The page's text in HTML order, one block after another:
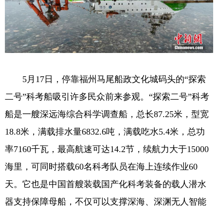
5月17日，停靠福州马尾船政文化城码头的“探索
二号”科考船吸引许多民众前来参观。“探索二号”科考
船是一艘深远海综合科学调查船，总长87.25米，型宽
18.8米，满载排水量6832.6吨，满载吃水5.4米，总功
率7160千瓦，最高航速可达14.2节，续航力大于15000
海里，可同时搭载60名科考队员在海上连续作业60
天。它也是中国首艘装载国产化科考装备的载人潜水
器支持保障母船，不仅可以支撑深海、深渊无人智能